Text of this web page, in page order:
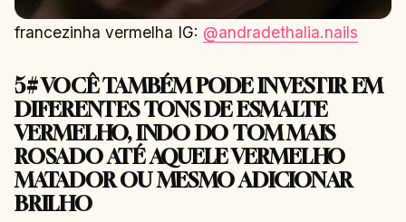
francezinha vermelha IG: @andradethalia.nails
5# VOCÊ TAMBÉM PODE INVESTIR EM
DIFERENTES TONS DE ESMALTE
VERMELHO, INDO DO TOM MAIS
ROSADO ATÉ AQUELE VERMELHO
MATADOR OU MESMO ADICIONAR
BRILHO